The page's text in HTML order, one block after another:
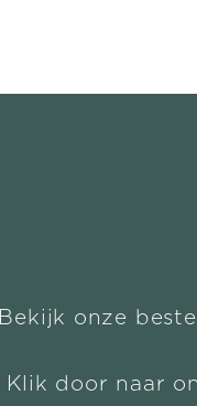
Bekijk onze
Klik door naar